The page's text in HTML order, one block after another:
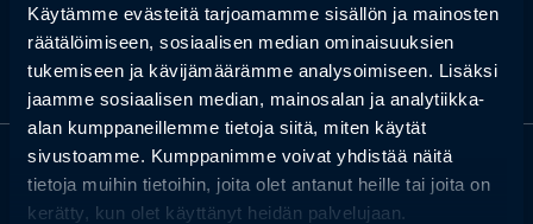
Käytämme evästeitä tarjoamamme sisällön ja mainosten
räätälöimiseen, sosiaalisen median ominaisuuksien
tukemiseen ja kävijämäärämme analysoimiseen. Lisäksi
jaamme sosiaalisen median, mainosalan ja analytiikka-
alan kumppaneillemme tietoja siitä, miten käytät
sivustoamme. Kumppanimme voivat yhdistää näitä
tietoja muihin tietoihin, joita olet antanut heille tai joita on
kerätty, kun olet käyttänyt heidän palvelujaan.
radiotaajuuksien hyökkäystestaukseen ja auditointeihin.
OTA YHTEYTTÄ
Keilaranta 1 A, 02150 Espoo